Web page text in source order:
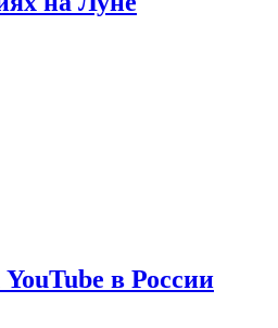
в России